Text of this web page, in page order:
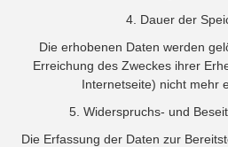
4. Dauer der
Die erhobenen Daten werden
Erreichung des Zweckes ihrer
Internetseite) nicht mehr
5. Widerspruchs- und
Die Erfassung der Daten zur